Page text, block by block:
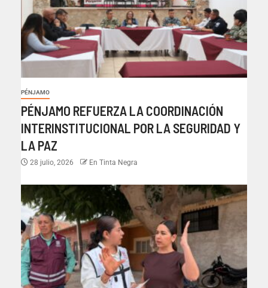
PÉNJAMO
PÉNJAMO REFUERZA LA COORDINACIÓN
INTERINSTITUCIONAL POR LA SEGURIDAD Y
LA PAZ
28 julio, 2026 En Tinta Negra